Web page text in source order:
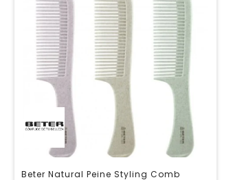
Beter Natural Peine Styling Comb